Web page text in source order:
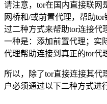
请注意，tor在国内直接联网
网桥和/或前置代理，帮助
过二种方式来帮助tor连接代
一种是：添加前置代理；实
代理帮助连接到真正的tor代
所以，除了tor直接连接其代
户必须通过以下二种方式进